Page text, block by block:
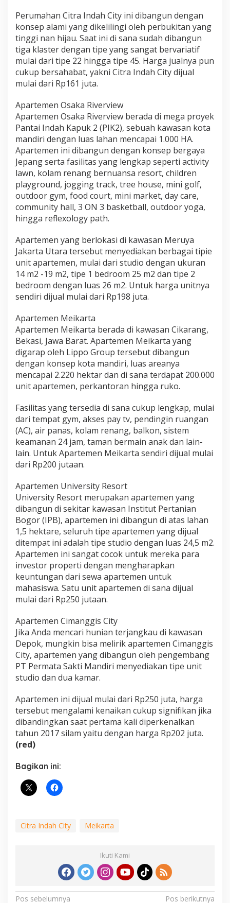
Perumahan Citra Indah City ini dibangun dengan
konsep alami yang dikelilingi oleh perbukitan yang
tinggi nan hijau. Saat ini di sana sudah dibangun
tiga klaster dengan tipe yang sangat bervariatif
mulai dari tipe 22 hingga tipe 45. Harga jualnya pun
cukup bersahabat, yakni Citra Indah City dijual
mulai dari Rp161 juta.
Apartemen Osaka Riverview
Apartemen Osaka Riverview berada di mega proyek
Pantai Indah Kapuk 2 (PIK2), sebuah kawasan kota
mandiri dengan luas lahan mencapai 1.000 HA.
Apartemen ini dibangun dengan konsep bergaya
Jepang serta fasilitas yang lengkap seperti activity
lawn, kolam renang bernuansa resort, children
playground, jogging track, tree house, mini golf,
outdoor gym, food court, mini market, day care,
community hall, 3 ON 3 basketball, outdoor yoga,
hingga reflexology path.
Apartemen yang berlokasi di kawasan Meruya
Jakarta Utara tersebut menyediakan berbagai tipie
unit apartemen, mulai dari studio dengan ukuran
14 m2 -19 m2, tipe 1 bedroom 25 m2 dan tipe 2
bedroom dengan luas 26 m2. Untuk harga unitnya
sendiri dijual mulai dari Rp198 juta.
Apartemen Meikarta
Apartemen Meikarta berada di kawasan Cikarang,
Bekasi, Jawa Barat. Apartemen Meikarta yang
digarap oleh Lippo Group tersebut dibangun
dengan konsep kota mandiri, luas areanya
mencapai 2.220 hektar dan di sana terdapat 200.000
unit apartemen, perkantoran hingga ruko.
Fasilitas yang tersedia di sana cukup lengkap, mulai
dari tempat gym, akses pay tv, pendingin ruangan
(AC), air panas, kolam renang, balkon, sistem
keamanan 24 jam, taman bermain anak dan lain-
lain. Untuk Apartemen Meikarta sendiri dijual mulai
dari Rp200 jutaan.
Apartemen University Resort
University Resort merupakan apartemen yang
dibangun di sekitar kawasan Institut Pertanian
Bogor (IPB), apartemen ini dibangun di atas lahan
1,5 hektare, seluruh tipe apartemen yang dijual
ditempat ini adalah tipe studio dengan luas 24,5 m2.
Apartemen ini sangat cocok untuk mereka para
investor properti dengan mengharapkan
keuntungan dari sewa apartemen untuk
mahasiswa. Satu unit apartemen di sana dijual
mulai dari Rp250 jutaan.
Apartemen Cimanggis City
Jika Anda mencari hunian terjangkau di kawasan
Depok, mungkin bisa melirik apartemen Cimanggis
City, apartemen yang dibangun oleh pengembang
PT Permata Sakti Mandiri menyediakan tipe unit
studio dan dua kamar.
Apartemen ini dijual mulai dari Rp250 juta, harga
tersebut mengalami kenaikan cukup signifikan jika
dibandingkan saat pertama kali diperkenalkan
tahun 2017 silam yaitu dengan harga Rp202 juta.
(red)
Bagikan ini:
Citra Indah City Meikarta
Ikuti Kami
Pos sebelumnya
Pos berikutnya